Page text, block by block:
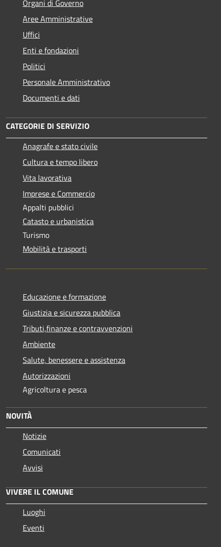
Organi di Governo
Aree Amministrative
Uffici
Enti e fondazioni
Politici
Personale Amministrativo
Documenti e dati
CATEGORIE DI SERVIZIO
Anagrafe e stato civile
Cultura e tempo libero
Vita lavorativa
Imprese e Commercio
Appalti pubblici
Catasto e urbanistica
Turismo
Mobilità e trasporti
Educazione e formazione
Giustizia e sicurezza pubblica
Tributi,finanze e contravvenzioni
Ambiente
Salute, benessere e assistenza
Autorizzazioni
Agricoltura e pesca
NOVITÀ
Notizie
Comunicati
Avvisi
VIVERE IL COMUNE
Luoghi
Eventi